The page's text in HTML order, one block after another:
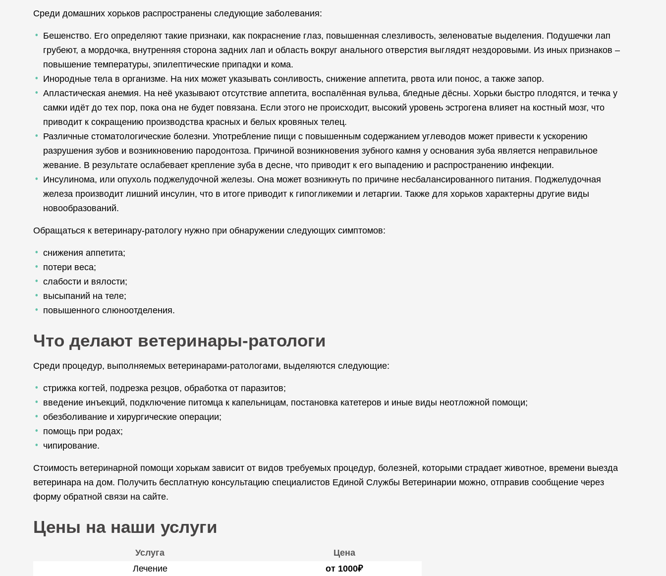
Среди домашних хорьков распространены следующие заболевания:
Бешенство. Его определяют такие признаки, как покраснение глаз, повышенная слезливость, зеленоватые выделения. Подушечки лап
грубеют, а мордочка, внутренняя сторона задних лап и область вокруг анального отверстия выглядят нездоровыми. Из иных признаков –
повышение температуры, эпилептические припадки и кома.
Инородные тела в организме. На них может указывать сонливость, снижение аппетита, рвота или понос, а также запор.
Апластическая анемия. На неё указывают отсутствие аппетита, воспалённая вульва, бледные дёсны. Хорьки быстро плодятся, и течка у
самки идёт до тех пор, пока она не будет повязана. Если этого не происходит, высокий уровень эстрогена влияет на костный мозг, что
приводит к сокращению производства красных и белых кровяных телец.
Различные стоматологические болезни. Употребление пищи с повышенным содержанием углеводов может привести к ускорению
разрушения зубов и возникновению пародонтоза. Причиной возникновения зубного камня у основания зуба является неправильное
жевание. В результате ослабевает крепление зуба в десне, что приводит к его выпадению и распространению инфекции.
Инсулинома, или опухоль поджелудочной железы. Она может возникнуть по причине несбалансированного питания. Поджелудочная
железа производит лишний инсулин, что в итоге приводит к гипогликемии и летаргии. Также для хорьков характерны другие виды
новообразований.
Обращаться к ветеринару-ратологу нужно при обнаружении следующих симптомов:
снижения аппетита;
потери веса;
слабости и вялости;
высыпаний на теле;
повышенного слюноотделения.
Что делают ветеринары-ратологи
Среди процедур, выполняемых ветеринарами-ратологами, выделяются следующие:
стрижка когтей, подрезка резцов, обработка от паразитов;
введение инъекций, подключение питомца к капельницам, постановка катетеров и иные виды неотложной помощи;
обезболивание и хирургические операции;
помощь при родах;
чипирование.
Стоимость ветеринарной помощи хорькам зависит от видов требуемых процедур, болезней, которыми страдает животное, времени выезда
ветеринара на дом. Получить бесплатную консультацию специалистов Единой Службы Ветеринарии можно, отправив сообщение через
форму обратной связи на сайте.
Цены на наши услуги
Услуга
Цена
Лечение
от 1000₽